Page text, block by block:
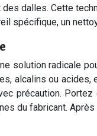
dalles. Cette
spécifique, un
solution radicale
alcalins ou
précaution.
du fabricant.